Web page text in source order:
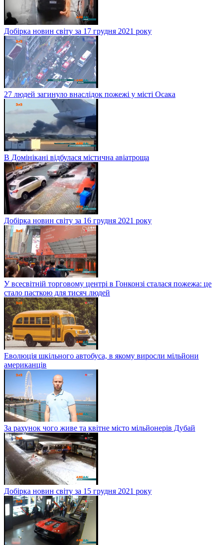
Добірка новин світу за 17 грудня 2021 року
27 людей загинуло внаслідок пожежі у місті Осака
В Домінікані відбулася містична авіатроща
Добірка новин світу за 16 грудня 2021 року
У всесвітній торговому центрі в Гонконзі сталася пожежа: це
стало пасткою для тисяч людей
Еволюція шкільного автобуса, в якому виросли мільйони
американців
За рахунок чого живе та квітне місто мільйонерів Дубай
Добірка новин світу за 15 грудня 2021 року